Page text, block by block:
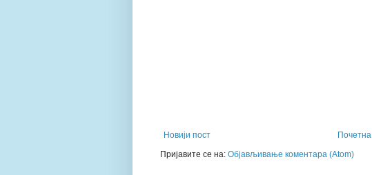
Новији пост
Почетна
Пријавите се на: Објављивање коментара (Atom)